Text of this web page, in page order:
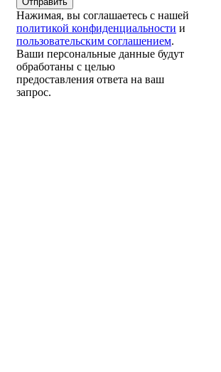
Нажимая, вы соглашаетесь с нашей
политикой конфиденциальности и
пользовательским соглашением.
Ваши персональные данные будут
обработаны с целью
предоставления ответа на ваш
запрос.